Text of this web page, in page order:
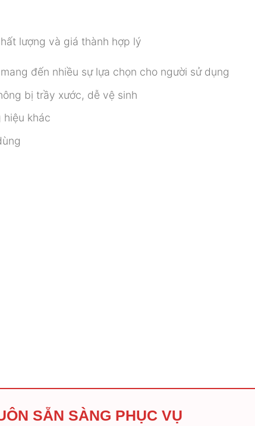
lượng và giá thành hợp lý
đến nhiều sự lựa chọn cho người sử dụng
bị trầy xước, dễ vệ sinh
hiệu khác
SẴN SÀNG PHỤC VỤ